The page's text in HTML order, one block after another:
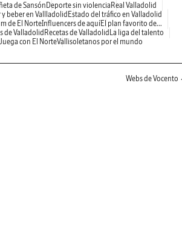
de Sansón Deporte sin violencia Real Valladolid
y beber en Vallladolid Estado del tráfico en Valladolid
de El NorteInfluencers de aquíEl plan favorito de...
de Valladolid Recetas de Valladolid La liga del talento
Juega con El NorteVallisoletanos por el mundo
Webs de Vocento